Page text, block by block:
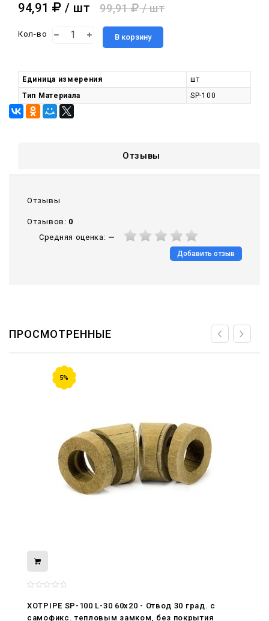
94,91 / шт 99,91 / шт
Кол-во В корзину
Единица измерения
шт
Тип Материала
SP-100
Отзывы
Отзывы
Отзывов: 0
Средняя оценка: —
Добавить отзыв
ПРОСМОТРЕННЫЕ
5%
XOTPIPE SP-100 L-30 60x20 - Отвод 30 град. c
самофикс. тепловым замком, без покрытия